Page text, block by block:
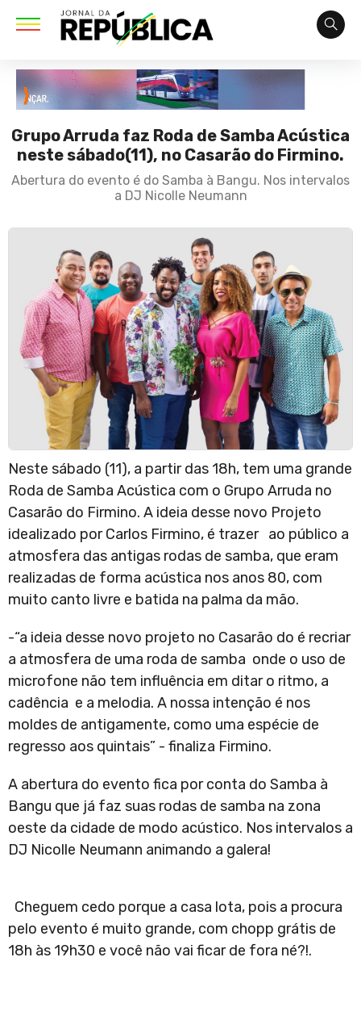
Grupo Arruda faz Roda de Samba Acústica
neste sábado(11), no Casarão do Firmino.
Abertura do evento é do Samba à Bangu. Nos intervalos
a DJ Nicolle Neumann
Neste sábado (11), a partir das 18h, tem uma grande
Roda de Samba Acústica com o Grupo Arruda no
Casarão do Firmino. A ideia desse novo Projeto
idealizado por Carlos Firmino, é trazer ao público a
atmosfera das antigas rodas de samba, que eram
realizadas de forma acústica nos anos 80, com
muito canto livre e batida na palma da mão.
-“a ideia desse novo projeto no Casarão do é recriar
a atmosfera de uma roda de samba onde o uso de
microfone não tem influência em ditar o ritmo, a
cadência e a melodia. A nossa intenção é nos
moldes de antigamente, como uma espécie de
regresso aos quintais” - finaliza Firmino.
A abertura do evento fica por conta do Samba à
Bangu que já faz suas rodas de samba na zona
oeste da cidade de modo acústico. Nos intervalos a
DJ Nicolle Neumann animando a galera!
Cheguem cedo porque a casa lota, pois a procura
pelo evento é muito grande, com chopp grátis de
18h às 19h30 e você não vai ficar de fora né?!.